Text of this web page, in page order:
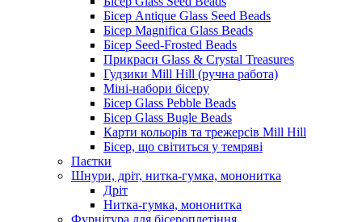
Бісер Antique Glass Seed Beads
Бісер Magnifica Glass Beads
Бісер Seed-Frosted Beads
Прикраси Glass & Crystal Treasures
Гудзики Mill Hill (ручна работа)
Міні-набори бісеру
Бісер Glass Pebble Beads
Бісер Glass Bugle Beads
Карти кольорів та трежерсів Mill Hill
Бісер, що світиться у темряві
Паєтки
Шнури, дріт, нитка-гумка, мононитка
Дріт
Нитка-гумка, мононитка
Фурнітура для бісероплетіння